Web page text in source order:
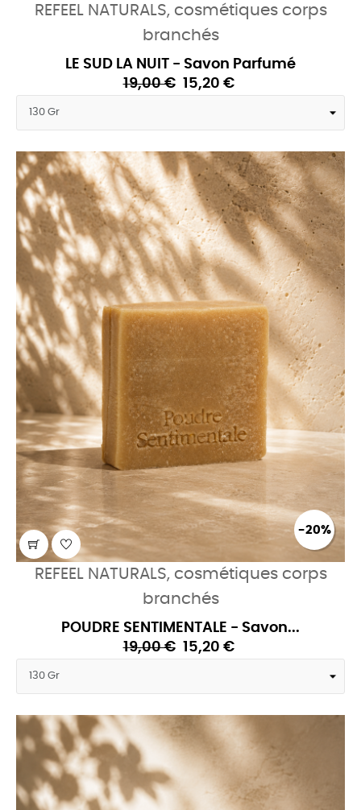
REFEEL NATURALS, cosmétiques corps
branchés
LE SUD LA NUIT - Savon Parfumé
19,00 € 15,20 €
-20%
REFEEL NATURALS, cosmétiques corps
branchés
POUDRE SENTIMENTALE - Savon...
19,00 € 15,20 €